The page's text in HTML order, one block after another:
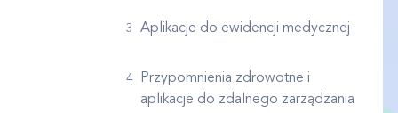
Aplikacje do ewidencji medycznej
Przypomnienia zdrowotne i
aplikacje do zdalnego zarządzania